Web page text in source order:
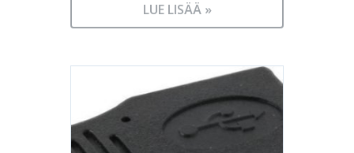
LUE LISÄÄ »